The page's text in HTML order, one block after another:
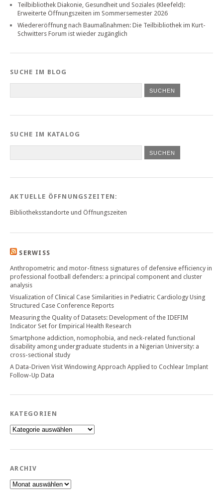
Teilbibliothek Diakonie, Gesundheit und Soziales (Kleefeld):
Erweiterte Öffnungszeiten im Sommersemester 2026
Wiedereröffnung nach Baumaßnahmen: Die Teilbibliothek im Kurt-
Schwitters Forum ist wieder zugänglich
SUCHE IM BLOG
SUCHE IM KATALOG
SUCHEN
AKTUELLE ÖFFNUNGSZEITEN:
Bibliotheksstandorte und Öffnungszeiten
SERWISS
Anthropometric and motor-fitness signatures of defensive efficiency in
professional football defenders: a principal component and cluster
analysis
Visualization of Clinical Case Similarities in Pediatric Cardiology Using
Structured Case Conference Reports
Measuring the Quality of Datasets: Development of the IDEFIM
Indicator Set for Empirical Health Research
Smartphone addiction, nomophobia, and neck-related functional
disability among undergraduate students in a Nigerian University: a
cross-sectional study
A Data-Driven Visit Windowing Approach Applied to Cochlear Implant
Follow-Up Data
KATEGORIEN
Kategorien
ARCHIV
Archiv